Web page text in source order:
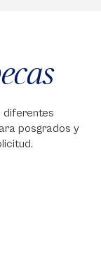
diferentes
posgrados y